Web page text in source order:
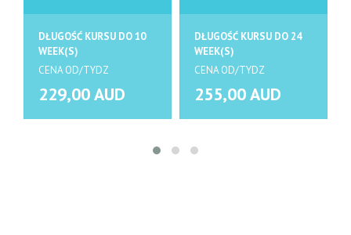
DŁUGOŚĆ KURSU DO 10
WEEK(S)
CENA OD/TYDZ
229,00 AUD
DŁUGOŚĆ KURSU DO 24
WEEK(S)
CENA OD/TYDZ
255,00 AUD